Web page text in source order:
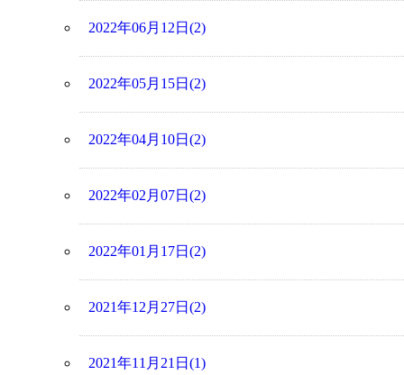
2022年06月12日(2)
2022年05月15日(2)
2022年04月10日(2)
2022年02月07日(2)
2022年01月17日(2)
2021年12月27日(2)
2021年11月21日(1)